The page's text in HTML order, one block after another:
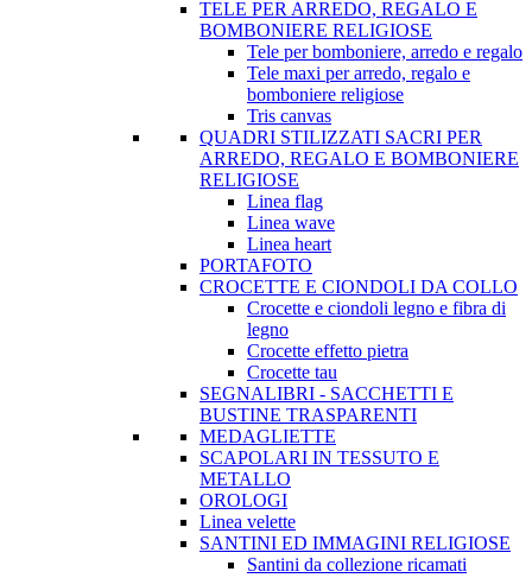
TELE PER ARREDO, REGALO E
BOMBONIERE RELIGIOSE
Tele per bomboniere, arredo e regalo
Tele maxi per arredo, regalo e
bomboniere religiose
Tris canvas
QUADRI STILIZZATI SACRI PER
ARREDO, REGALO E BOMBONIERE
RELIGIOSE
Linea flag
Linea wave
Linea heart
PORTAFOTO
CROCETTE E CIONDOLI DA COLLO
Crocette e ciondoli legno e fibra di
legno
Crocette effetto pietra
Crocette tau
SEGNALIBRI - SACCHETTI E
BUSTINE TRASPARENTI
MEDAGLIETTE
SCAPOLARI IN TESSUTO E
METALLO
OROLOGI
Linea velette
SANTINI ED IMMAGINI RELIGIOSE
Santini da collezione ricamati